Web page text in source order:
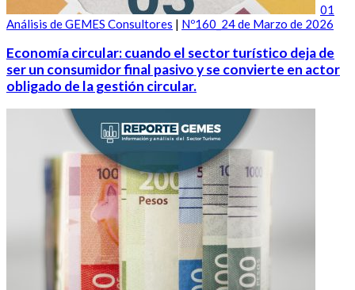
01
Análisis de GEMES Consultores | Nº160_24 de Marzo de 2026
Economía circular: cuando el sector turístico deja de
ser un consumidor final pasivo y se convierte en actor
obligado de la gestión circular.